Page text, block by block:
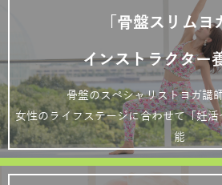
「骨盤スリムヨ
インストラクター
骨盤のスペシャリストヨガ講
女性のライフステージに合わせて「妊
能